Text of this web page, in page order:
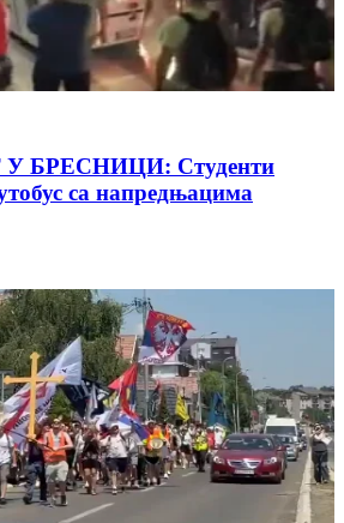
БРЕСНИЦИ: Студенти
са напредњацима